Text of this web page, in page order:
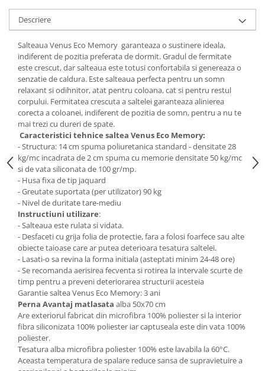
Mobila camera copii
Scaune birou pentru copii
Saltele patuturi copii
Paturi copii
Masa si scaune gradinita
Seturi comode living si dormitor
Descriere
Salteaua Venus Eco Memory garanteaza o sustinere ideala,
indiferent de pozitia preferata de dormit. Gradul de fermitate
este crescut, dar salteaua este totusi confortabila si genereaza o
senzatie de caldura. Este salteaua perfecta pentru un somn
relaxant si odihnitor, atat pentru coloana, cat si pentru restul
corpului. Fermitatea crescuta a saltelei garanteaza alinierea
corecta a coloanei, indiferent de pozitia de somn, pentru a nu te
mai trezi cu dureri de spate.
Caracteristici tehnice saltea Venus Eco Memory:
- Structura: 14 cm spuma poliuretanica standard - densitate 28
kg/mc incadrata de 2 cm spuma cu memorie densitate 50 kg/mc
si de vata siliconata de 100 gr/mp.
- Husa fixa de tip jaquard
- Greutate suportata (per utilizator) 90 kg
- Nivel de duritate tare-mediu
Instructiuni utilizare:
- Salteaua este rulata si vidata.
- Desfaceti cu grija folia de protectie, fara a folosi foarfece sau alte
obiecte taioase care ar putea deterioara tesatura saltelei.
- Lasati-o sa revina la forma initiala (asteptati minim 24-48 ore)
- Se recomanda aerisirea fecventa si rotirea la intervale scurte de
timp pentru a preveni deteriorarea structurii acesteia
Garantie saltea Venus Eco Memory: 3 ani
Perna Avantaj matlasata alba 50x70 cm
Are exteriorul fabricat din microfibra 100% poliester si la interior
fibra siliconizata 100% poliester iar captuseala este din vata 100%
poliester.
Tesatura alba microfibra poliester 100% este lavabila la 60°C.
Aceasta temperatura de spalare reduce sansa de supravietuire a